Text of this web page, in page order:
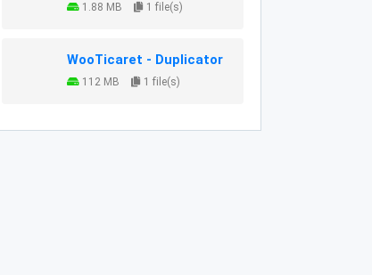
1.88 MB 1 file(s)
WooTicaret - Duplicator
112 MB 1 file(s)